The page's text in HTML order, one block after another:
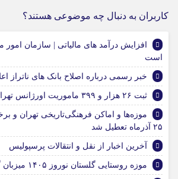
کاربران به دنبال چه موضوعی هستند؟
افزایش درآمد های مالیاتی | سازمان امور
است
خبر رسمی درباره اصلاح بانک های ناتراز
ثبت ۲۶ هزار و ۳۹۹ ماموریت اورژانس تهران در هفته گذشته
موزه‌ها و اماکن فرهنگی‌تاریخی تهران و
۲۵ آذرماه تعطیل شد
آخرین اخبار از نقل و انتقالات پرسپولیس
موزه روستایی گلستان نوروز ۱۴۰۵ میزبان گردشگران می‌شود